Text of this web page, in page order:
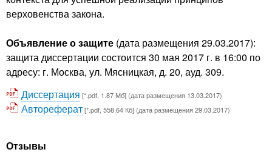
верховенства закона.
Объявление о защите (дата размещения 29.03.2017):
защита диссертации состоится 30 мая 2017 г. в 16:00 по
адресу: г. Москва, ул. Мясницкая, д. 20, ауд. 309.
Диссертация [*.pdf, 1.87 Мб] (дата размещения 13.03.2017)
Автореферат[*.pdf, 558.64 Кб] (дата размещения 29.03.2017)
Отзывы